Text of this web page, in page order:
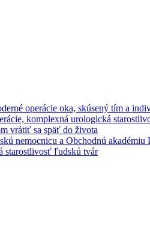
operácie oka, skúsený tím a
komplexná urologická
vrátiť sa späť do života
nemocnicu a Obchodnú akadémiu
starostlivosť ľudskú tvár